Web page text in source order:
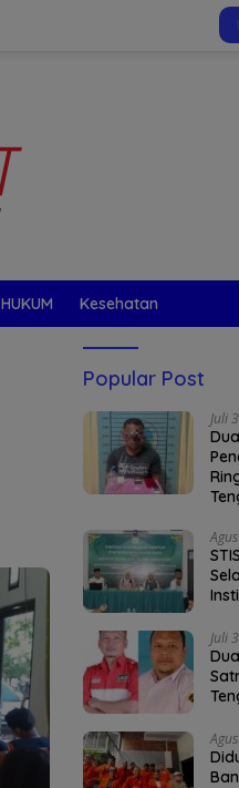
HUKUM Kesehatan
Popular Post
Juli
Juli